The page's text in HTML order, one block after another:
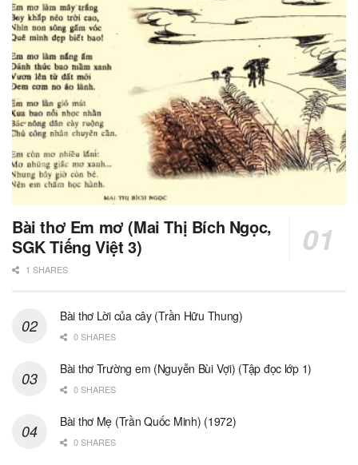
Bài thơ Em mơ (Mai Thị Bích Ngọc,
SGK Tiếng Việt 3)
1 SHARES
Bài thơ Lời của cây (Trần Hữu Thung)
0 SHARES
Bài thơ Trường em (Nguyễn Bùi Vợi) (Tập đọc lớp 1)
0 SHARES
Bài thơ Mẹ (Trần Quốc Minh) (1972)
0 SHARES